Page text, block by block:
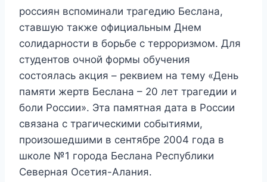
россиян вспоминали трагедию Беслана,
ставшую также официальным Днем
солидарности в борьбе с терроризмом. Для
студентов очной формы обучения
состоялась акция – реквием на тему «День
памяти жертв Беслана – 20 лет трагедии и
боли России». Эта памятная дата в России
связана с трагическими событиями,
произошедшими в сентябре 2004 года в
школе №1 города Беслана Республики
Северная Осетия-Алания.